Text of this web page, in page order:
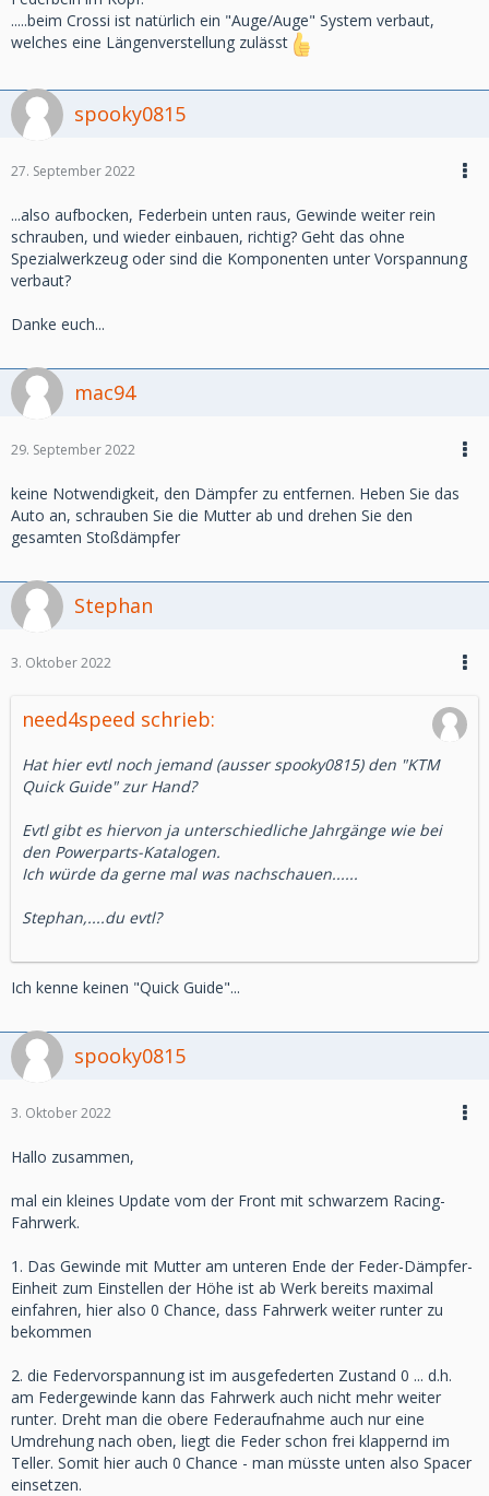
.....beim Crossi ist natürlich ein "Auge/Auge" System verbaut,
welches eine Längenverstellung zulässt
spooky0815
27. September 2022
...also aufbocken, Federbein unten raus, Gewinde weiter rein
schrauben, und wieder einbauen, richtig? Geht das ohne
Spezialwerkzeug oder sind die Komponenten unter Vorspannung
verbaut?
Danke euch...
mac94
29. September 2022
keine Notwendigkeit, den Dämpfer zu entfernen. Heben Sie das
Auto an, schrauben Sie die Mutter ab und drehen Sie den
gesamten Stoßdämpfer
Stephan
3. Oktober 2022
need4speed schrieb:
Hat hier evtl noch jemand (ausser spooky0815) den "KTM
Quick Guide" zur Hand?
Evtl gibt es hiervon ja unterschiedliche Jahrgänge wie bei
den Powerparts-Katalogen.
Ich würde da gerne mal was nachschauen......
Stephan,....du evtl?
Ich kenne keinen "Quick Guide"...
spooky0815
3. Oktober 2022
Hallo zusammen,
mal ein kleines Update vom der Front mit schwarzem Racing-
Fahrwerk.
1. Das Gewinde mit Mutter am unteren Ende der Feder-Dämpfer-
Einheit zum Einstellen der Höhe ist ab Werk bereits maximal
einfahren, hier also 0 Chance, dass Fahrwerk weiter runter zu
bekommen
2. die Federvorspannung ist im ausgefederten Zustand 0 ... d.h.
am Federgewinde kann das Fahrwerk auch nicht mehr weiter
runter. Dreht man die obere Federaufnahme auch nur eine
Umdrehung nach oben, liegt die Feder schon frei klappernd im
Teller. Somit hier auch 0 Chance - man müsste unten also Spacer
einsetzen.